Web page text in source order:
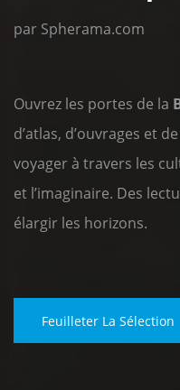
par Spherama.com
Ouvrez les portes de la
d’atlas, d’ouvrages et
voyager à travers les
et l’imaginaire. Des
élargir les horizons.
Feuilleter La Sélection